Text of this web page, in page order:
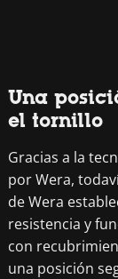
Una
el tornillo
Gracias a la
por Wera,
de Wera
resistencia y
con
una posición